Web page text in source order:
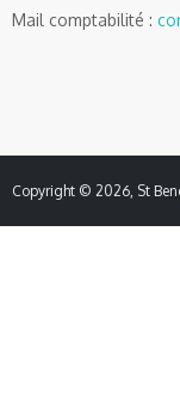
Mail comptabilité :
Copyright © 2026, St